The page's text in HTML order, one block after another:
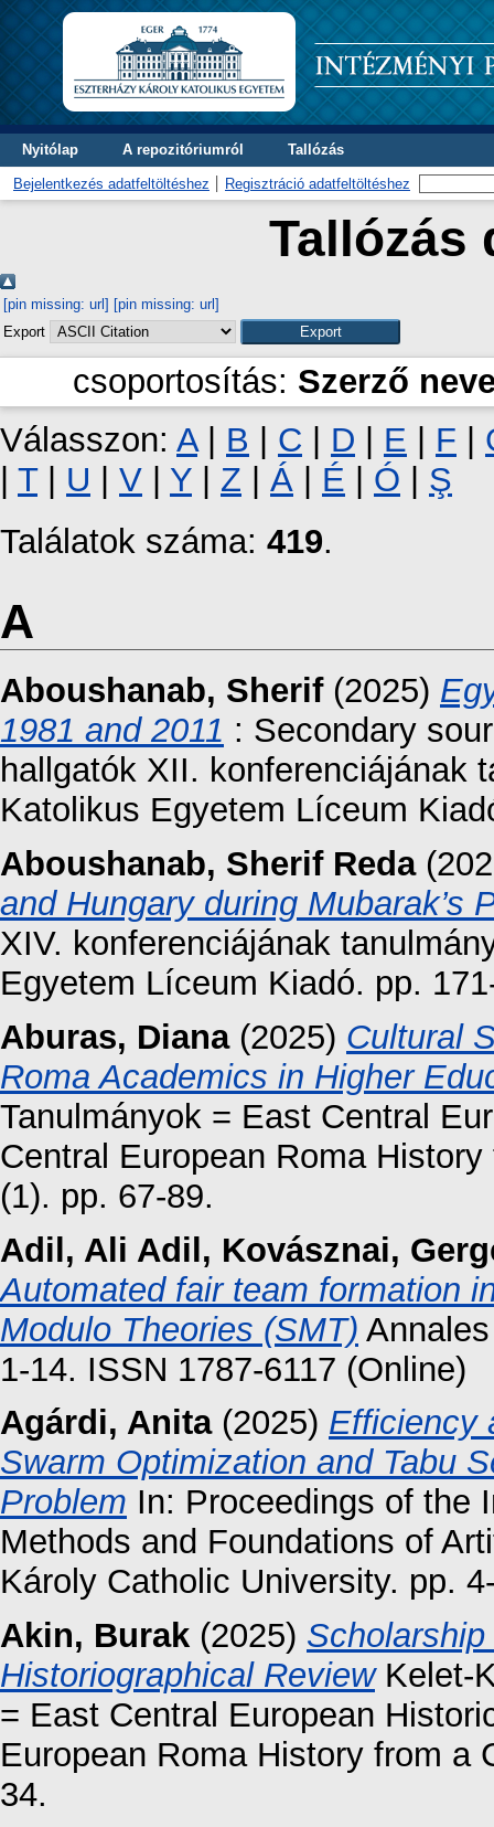
Nyitólap A repozitóriumról Tallózás
Bejelentkezés adatfeltöltéshez Regisztráció adatfeltöltéshez
Tallózás
[pin missing: url] [pin missing: url]
Export
csoportosítás: Szerző
Válasszon: A| B C D E F
T| U V Y Z Á É Ó
Ş
Találatok száma: 419.
A
Aboushanab, Sherif(2025)
1981 and 2011 : Secondary
hallgatók XII. konferenciájának
Katolikus Egyetem Líceum
Aboushanab, Sherif Reda
and Hungary during Mubarak’s
XIV. konferenciájának
Egyetem Líceum Kiadó. pp.
Aburas, Diana(2025) Cultural
Roma Academics in Higher
Tanulmányok = East Central
Central European Roma
(1). pp. 67-89.
Adil, Ali Adil, Kovásznai,
Automated fair team formation
Modulo Theories (SMT)
1-14. ISSN 1787-6117 (Online)
Agárdi, Anita(2025) Efficiency
Swarm Optimization and Tabu
Problem In: Proceedings of the
Methods and Foundations of
Károly Catholic University. pp.
Akin, Burak (2025)
Historiographical ReviewKelet-
= East Central European
European Roma History from a
34.